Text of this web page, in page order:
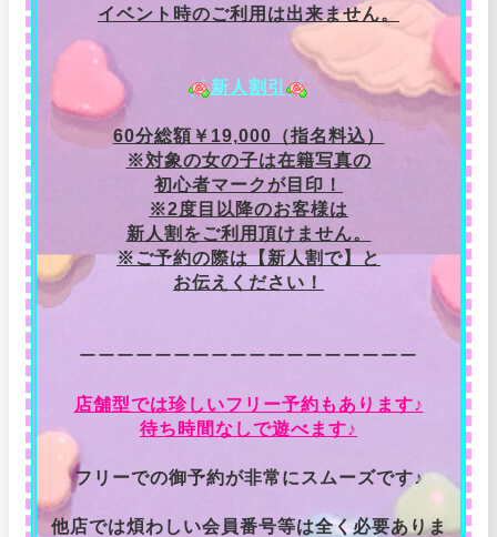
イベント時のご利用は出来ません。
新人割引
60分総額￥19,000（指名料込）
※対象の女の子は在籍写真の
初心者マークが目印！
※2度目以降のお客様は
新人割をご利用頂けません。
※ご予約の際は【新人割で】と
お伝えください！
ーーーーーーーーーーーーーーーーーー
店舗型では珍しいフリー予約もあります♪
待ち時間なしで遊べます♪
フリーでの御予約が非常にスムーズです♪
他店では煩わしい会員番号等は全く必要ありま